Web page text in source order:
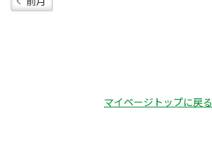
マイページトップに戻る